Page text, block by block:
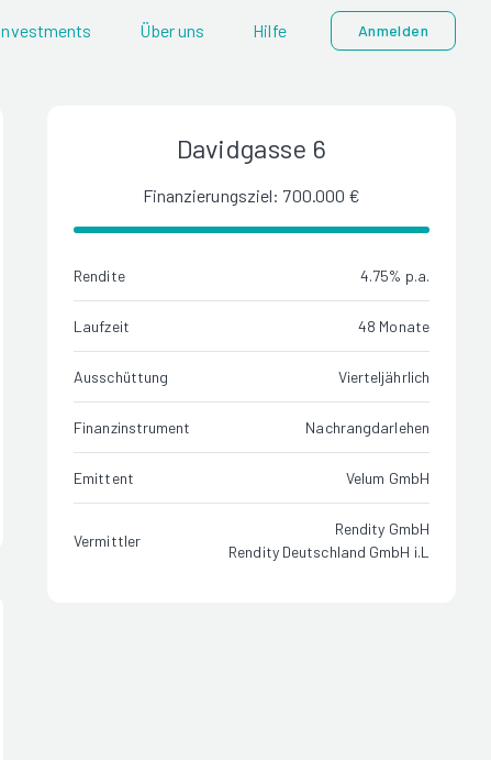
Über uns Hilfe Anmelden
Davidgasse 6
Finanzierungsziel: 700.000 €
Rendite 4.75% p.a.
Laufzeit 48 Monate
Ausschüttung Vierteljährlich
Finanzinstrument Nachrangdarlehen
Emittent Velum GmbH
Vermittler
Rendity GmbH
Rendity Deutschland GmbH i.L